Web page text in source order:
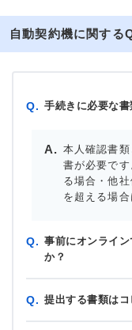
自動契約機に関する
Q. 手続きに必要な
本人確認書
書が必要で
る場合・他
を超える場
Q. 事前にオンライ
か？
Q. 提出する書類は